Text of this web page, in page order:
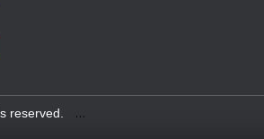
...
reserved.